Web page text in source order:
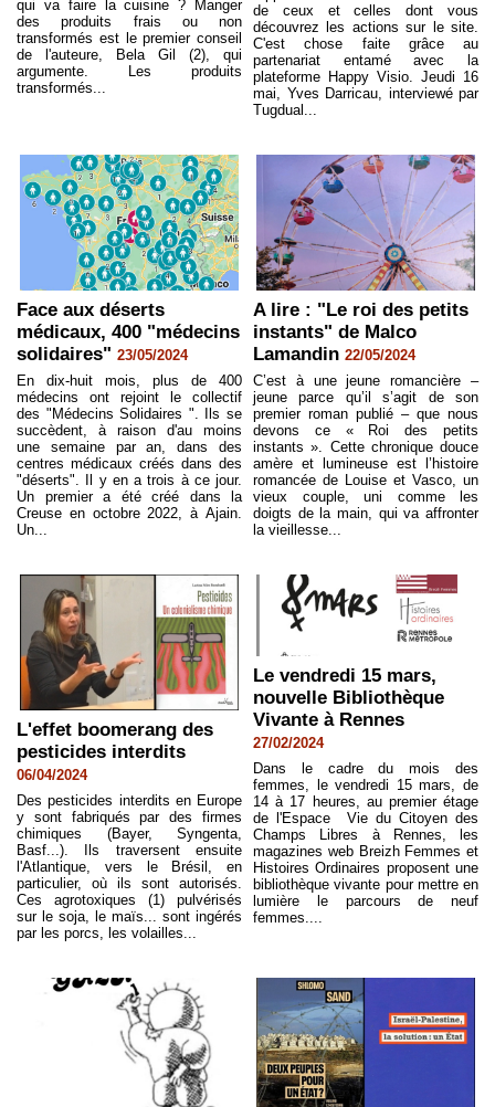
qui va faire la cuisine ? Manger
des produits frais ou non
transformés est le premier conseil
de l'auteure, Bela Gil (2), qui
argumente. Les produits
transformés...
de ceux et celles dont vous
découvrez les actions sur le site.
C'est chose faite grâce au
partenariat entamé avec la
plateforme Happy Visio. Jeudi 16
mai, Yves Darricau, interviewé par
Tugdual...
Face aux déserts
médicaux, 400 "médecins
solidaires" 23/05/2024
En dix-huit mois, plus de 400
médecins ont rejoint le collectif
des "Médecins Solidaires ". Ils se
succèdent, à raison d'au moins
une semaine par an, dans des
centres médicaux créés dans des
"déserts". Il y en a trois à ce jour.
Un premier a été créé dans la
Creuse en octobre 2022, à Ajain.
Un...
A lire : "Le roi des petits
instants" de Malco
Lamandin 22/05/2024
C’est à une jeune romancière –
jeune parce qu’il s’agit de son
premier roman publié – que nous
devons ce « Roi des petits
instants ». Cette chronique douce
amère et lumineuse est l’histoire
romancée de Louise et Vasco, un
vieux couple, uni comme les
doigts de la main, qui va affronter
la vieillesse...
L'effet boomerang des
pesticides interdits
06/04/2024
Des pesticides interdits en Europe
y sont fabriqués par des firmes
chimiques (Bayer, Syngenta,
Basf...). Ils traversent ensuite
l'Atlantique, vers le Brésil, en
particulier, où ils sont autorisés.
Ces agrotoxiques (1) pulvérisés
sur le soja, le maïs... sont ingérés
par les porcs, les volailles...
Le vendredi 15 mars,
nouvelle Bibliothèque
Vivante à Rennes
27/02/2024
Dans le cadre du mois des
femmes, le vendredi 15 mars, de
14 à 17 heures, au premier étage
de l'Espace Vie du Citoyen des
Champs Libres à Rennes, les
magazines web Breizh Femmes et
Histoires Ordinaires proposent une
bibliothèque vivante pour mettre en
lumière le parcours de neuf
femmes....